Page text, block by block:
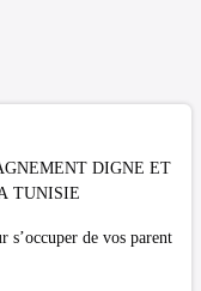
DIGNE ET
TUNISIE
s’occuper de vos parent